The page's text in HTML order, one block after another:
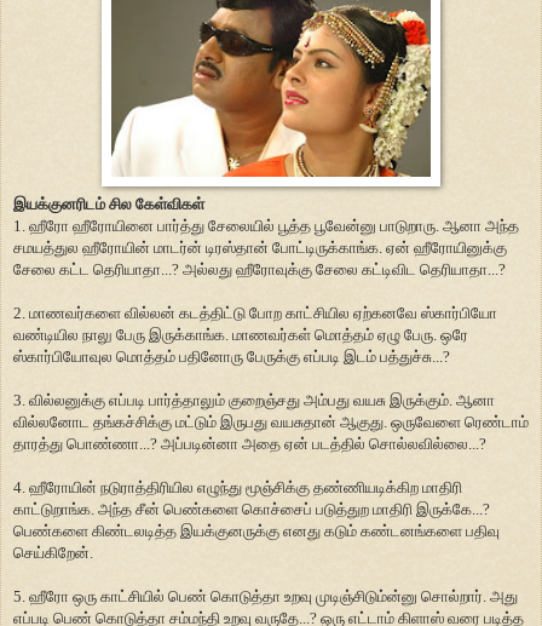
இயக்குனரிடம் சில கேள்விகள்
1. ஹீரோ ஹீரோயினை பார்த்து சேலையில் பூத்த பூவேன்னு பாடுறாரு. ஆனா அந்த
சமயத்துல ஹீரோயின் மாடர்ன் டிரஸ்தான் போட்டிருக்காங்க. ஏன் ஹீரோயினுக்கு
சேலை கட்ட தெரியாதா...? அல்லது ஹீரோவுக்கு சேலை கட்டிவிட தெரியாதா...?
2. மாணவர்களை வில்லன் கடத்திட்டு போற காட்சியில ஏற்கனவே ஸ்கார்பியோ
வண்டியில நாலு பேரு இருக்காங்க. மாணவர்கள் மொத்தம் ஏழு பேரு. ஒரே
ஸ்கார்பியோவுல மொத்தம் பதினோரு பேருக்கு எப்படி இடம் பத்துச்சு...?
3. வில்லனுக்கு எப்படி பார்த்தாலும் குறைஞ்சது அம்பது வயசு இருக்கும். ஆனா
வில்லனோட தங்கச்சிக்கு மட்டும் இருபது வயசுதான் ஆகுது. ஒருவேளை ரெண்டாம்
தாரத்து பொண்ணா...? அப்படின்னா அதை ஏன் படத்தில் சொல்லவில்லை...?
4. ஹீரோயின் நடுராத்திரியில எழுந்து மூஞ்சிக்கு தண்ணியடிக்கிற மாதிரி
காட்டுறாங்க. அந்த சீன் பெண்களை கொச்சைப் படுத்துற மாதிரி இருக்கே...?
பெண்களை கிண்டலடித்த இயக்குனருக்கு எனது கடும் கண்டனங்களை பதிவு
செய்கிறேன்.
5. ஹீரோ ஒரு காட்சியில் பெண் கொடுத்தா உறவு முடிஞ்சிடும்ன்னு சொல்றார். அது
எப்படி பெண் கொடுத்தா சம்மந்தி உறவு வருதே...? ஒரு எட்டாம் கிளாஸ் வரை படித்த